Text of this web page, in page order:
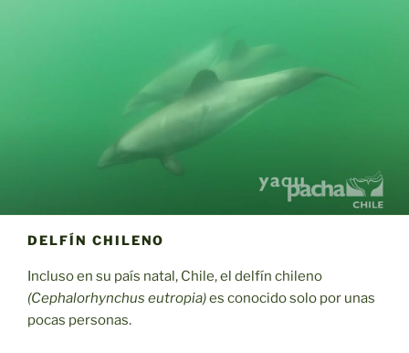
DELFÍN CHILENO
Incluso en su país natal, Chile, el delfín chileno
(Cephalorhynchus eutropia)es conocido solo por unas
pocas personas.